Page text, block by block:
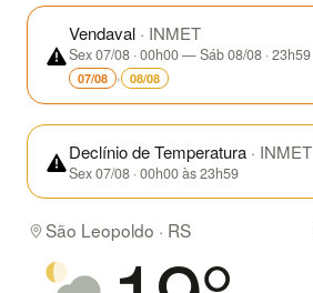
Vendaval · INMET
Sex 07/08 · 00h00 — Sáb 08/08 · 23h59
07/08 › 08/08
Declínio de Temperatura · INMET
Sex 07/08 · 00h00 às 23h59
São Leopoldo · RS